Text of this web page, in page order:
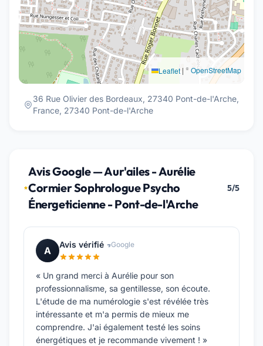
Leaflet | © OpenStreetMap
36 Rue Olivier des Bordeaux, 27340 Pont-de-l'Arche,
France, 27340 Pont-de-l'Arche
Avis Google — Aur'ailes - Aurélie
Cormier Sophrologue Psycho
Énergeticienne - Pont-de-l'Arche
5/5
A
Avis vérifié Google
« Un grand merci à Aurélie pour son
professionnalisme, sa gentillesse, son écoute.
L'étude de ma numérologie s'est révélée très
intéressante et m'a permis de mieux me
comprendre. J'ai également testé les soins
énergétiques et je recommande vivement ! »